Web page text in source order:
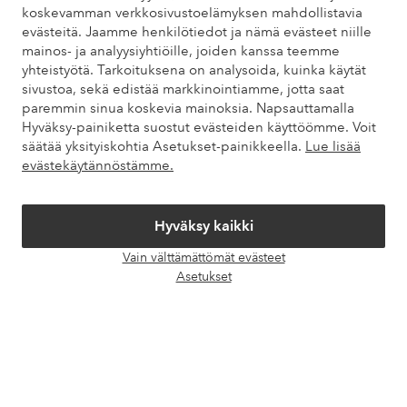
koskevamman verkkosivustoelämyksen mahdollistavia
evästeitä. Jaamme henkilötiedot ja nämä evästeet niille
mainos- ja analyysiyhtiöille, joiden kanssa teemme
yhteistyötä. Tarkoituksena on analysoida, kuinka käytät
sivustoa, sekä edistää markkinointiamme, jotta saat
paremmin sinua koskevia mainoksia. Napsauttamalla
Hyväksy-painiketta suostut evästeiden käyttöömme. Voit
säätää yksityiskohtia Asetukset-painikkeella. Lue lisää
evästekäytännöstämme.
Hyväksy kaikki
Vain välttämättömät evästeet
Asetukset
Omat sivut
Tietoa Elloksesta
Palvelumme